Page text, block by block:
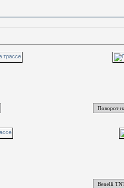
Поворот
Benelli